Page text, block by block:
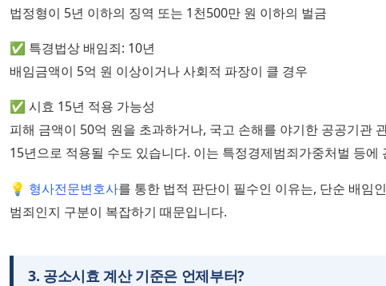
법정형이 5년 이하의 징역 또는 1천500만 원 이하의 벌금
✅ 특경법상 배임죄: 10년
배임금액이 5억 원 이상이거나 사회적 파장이 클 경우
✅ 시효 15년 적용 가능성
피해 금액이 50억 원을 초과하거나, 국고 손해를 야기한 공공기관
15년으로 적용될 수도 있습니다. 이는 특정경제범죄가중처벌 등에
💡 형사전문변호사를 통한 법적 판단이 필수인 이유는, 단순 배임
범죄인지 구분이 복잡하기 때문입니다.
3. 공소시효 계산 기준은 언제부터?